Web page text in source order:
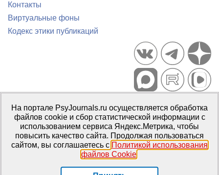
Контакты
Виртуальные фоны
Кодекс этики публикаций
Портал психологических изданий PsyJournals.ru, 2007–2026
Правила использования материалов
Свидетельство регистрации СМИЭл № ФС77-66447 от 14 июля
2016 г.
Издатель: ФГБОУ ВО МГППУ
На портале PsyJournals.ru осуществляется обработка
файлов cookie и сбор статистической информации с
использованием сервиса Яндекс.Метрика, чтобы
повысить качество сайта. Продолжая пользоваться
сайтом, вы соглашаетесь с Политикой использования
файлов Cookie.